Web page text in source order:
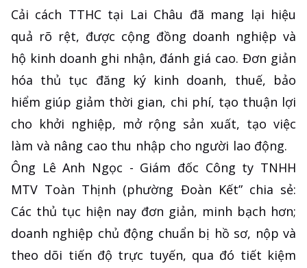
Cải cách TTHC tại Lai Châu đã mang lại hiệu
quả rõ rệt, được cộng đồng doanh nghiệp và
hộ kinh doanh ghi nhận, đánh giá cao. Đơn giản
hóa thủ tục đăng ký kinh doanh, thuế, bảo
hiểm giúp giảm thời gian, chi phí, tạo thuận lợi
cho khởi nghiệp, mở rộng sản xuất, tạo việc
làm và nâng cao thu nhập cho người lao động.
Ông Lê Anh Ngọc - Giám đốc Công ty TNHH
MTV Toàn Thịnh (phường Đoàn Kết” chia sẻ:
Các thủ tục hiện nay đơn giản, minh bạch hơn;
doanh nghiệp chủ động chuẩn bị hồ sơ, nộp và
theo dõi tiến độ trực tuyến, qua đó tiết kiệm